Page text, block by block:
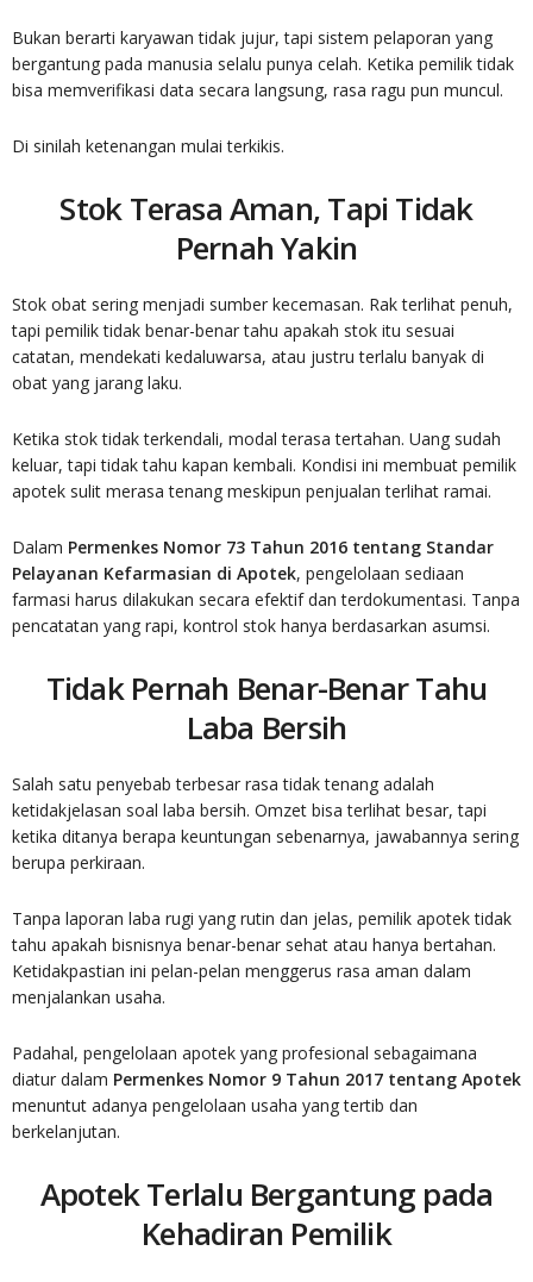
Bukan berarti karyawan tidak jujur, tapi sistem pelaporan yang
bergantung pada manusia selalu punya celah. Ketika pemilik tidak
bisa memverifikasi data secara langsung, rasa ragu pun muncul.
Di sinilah ketenangan mulai terkikis.
Stok Terasa Aman, Tapi Tidak
Pernah Yakin
Stok obat sering menjadi sumber kecemasan. Rak terlihat penuh,
tapi pemilik tidak benar-benar tahu apakah stok itu sesuai
catatan, mendekati kedaluwarsa, atau justru terlalu banyak di
obat yang jarang laku.
Ketika stok tidak terkendali, modal terasa tertahan. Uang sudah
keluar, tapi tidak tahu kapan kembali. Kondisi ini membuat pemilik
apotek sulit merasa tenang meskipun penjualan terlihat ramai.
Dalam Permenkes Nomor 73 Tahun 2016 tentang Standar
Pelayanan Kefarmasian di Apotek, pengelolaan sediaan
farmasi harus dilakukan secara efektif dan terdokumentasi. Tanpa
pencatatan yang rapi, kontrol stok hanya berdasarkan asumsi.
Tidak Pernah Benar-Benar Tahu
Laba Bersih
Salah satu penyebab terbesar rasa tidak tenang adalah
ketidakjelasan soal laba bersih. Omzet bisa terlihat besar, tapi
ketika ditanya berapa keuntungan sebenarnya, jawabannya sering
berupa perkiraan.
Tanpa laporan laba rugi yang rutin dan jelas, pemilik apotek tidak
tahu apakah bisnisnya benar-benar sehat atau hanya bertahan.
Ketidakpastian ini pelan-pelan menggerus rasa aman dalam
menjalankan usaha.
Padahal, pengelolaan apotek yang profesional sebagaimana
diatur dalam Permenkes Nomor 9 Tahun 2017 tentang Apotek
menuntut adanya pengelolaan usaha yang tertib dan
berkelanjutan.
Apotek Terlalu Bergantung pada
Kehadiran Pemilik